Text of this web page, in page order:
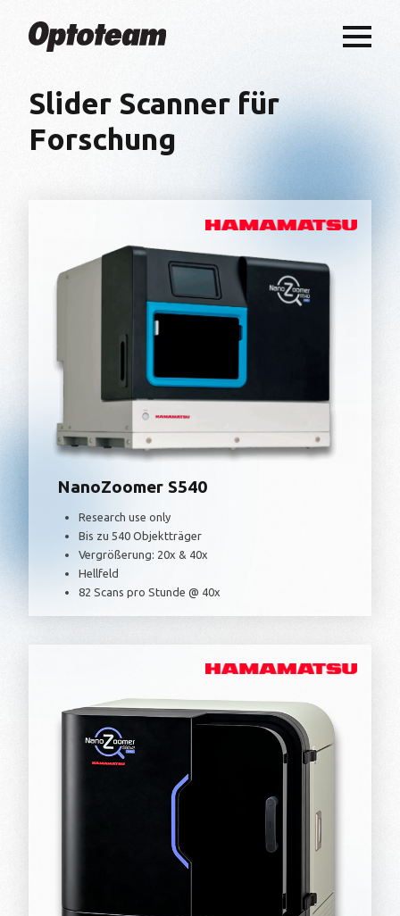
Slider Scanner für
Forschung
NanoZoomer S540
Research use only
Bis zu 540 Objektträger
Vergrößerung: 20x & 40x
Hellfeld
82 Scans pro Stunde @ 40x